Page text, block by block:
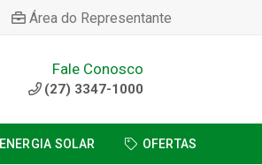
Área do Representante
Fale Conosco
(27) 3347-1000
ENERGIA SOLAR OFERTAS